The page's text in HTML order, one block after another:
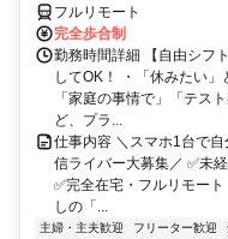
フルリモート
完全歩合制
勤務時間詳細 【自由シフ
してOK！ ・「休みたい」
「家庭の事情で」「テス
ど、プラ...
仕事内容 ＼スマホ1台で
信ライバー大募集／ ✅未
✅完全在宅・フルリモー
しの「...
主婦・主夫歓迎 フリーター歓迎